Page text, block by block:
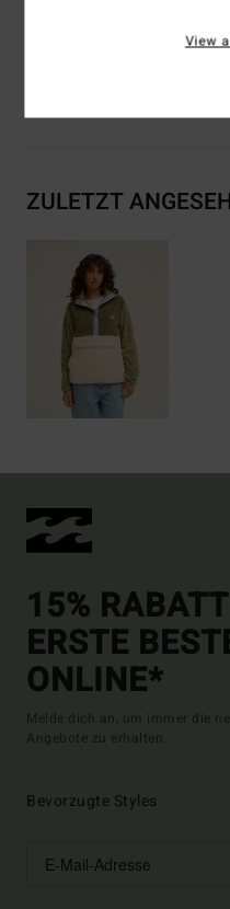
Versand &
ZULETZT
15%
ERSTE
ONLINE*
Melde dich an, um immer die
Angebote zu erhalten.
Bevorzugte Styles
View